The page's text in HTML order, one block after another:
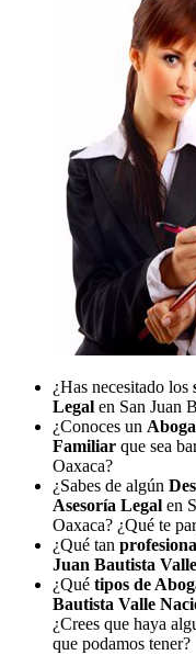
¿Has necesitado los
Legal en San Juan
¿Conoces un
Familiar que sea
Oaxaca?
¿Sabes de algún
Asesoría Legal en
Oaxaca? ¿Qué te
¿Qué tan
Juan Bautista
¿Qué tipos de
Bautista Valle
¿Crees que haya
que podamos tener?